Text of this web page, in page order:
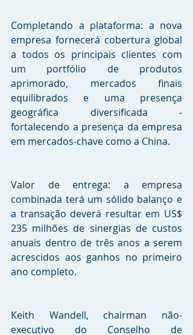
Completando a plataforma: a nova
empresa fornecerá cobertura global
a todos os principais clientes com
um portfólio de produtos
aprimorado, mercados finais
equilibrados e uma presença
geográfica diversificada -
fortalecendo a presença da empresa
em mercados-chave como a China.
Valor de entrega: a empresa
combinada terá um sólido balanço e
a transação deverá resultar em US$
235 milhões de sinergias de custos
anuais dentro de três anos a serem
acrescidos aos ganhos no primeiro
ano completo.
Keith Wandell, chairman não-
executivo do Conselho de